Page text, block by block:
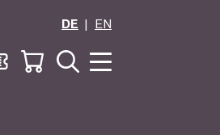
DE
EN